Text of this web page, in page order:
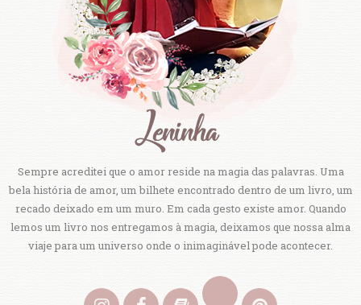
Sempre acreditei que o amor reside na magia das palavras. Uma
bela história de amor, um bilhete encontrado dentro de um livro, um
recado deixado em um muro. Em cada gesto existe amor. Quando
lemos um livro nos entregamos à magia, deixamos que nossa alma
viaje para um universo onde o inimaginável pode acontecer.